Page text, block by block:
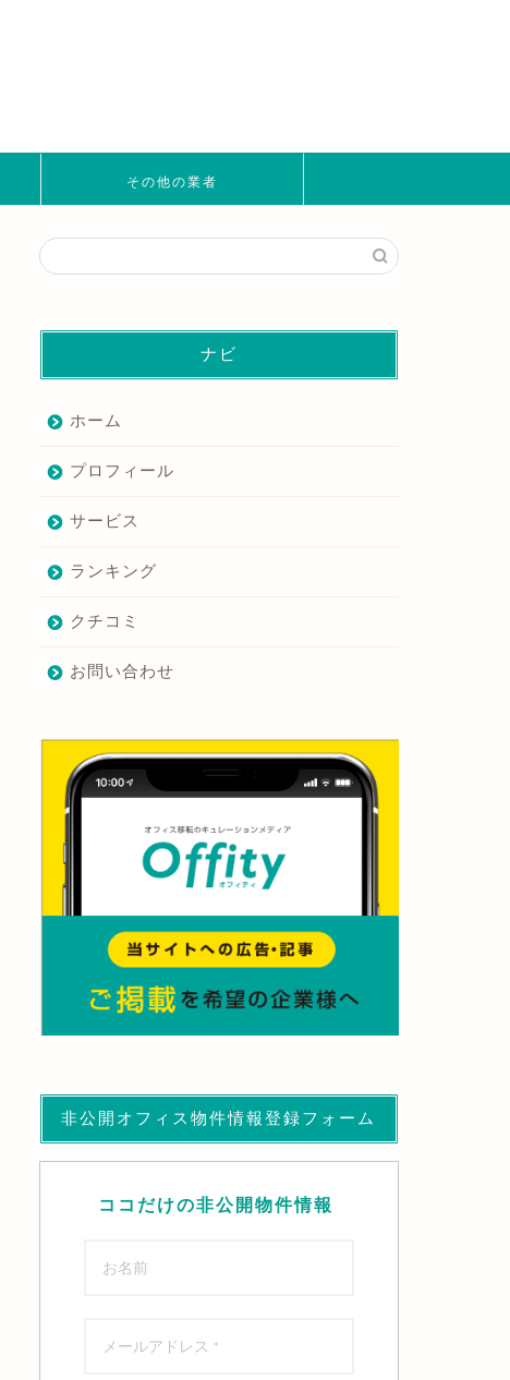
その他の業者
ナビ
ホーム
プロフィール
サービス
ランキング
クチコミ
お問い合わせ
非公開オフィス物件情報登録フォーム
ココだけの非公開物件情報